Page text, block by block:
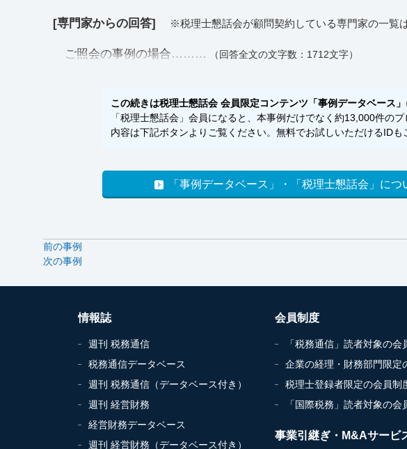
[専門家からの回答] ※税理士懇話会が顧問契約している専門家の一覧
ご照会の事例の場合……… （回答全文の文字数：1712文字）
この続きは税理士懇話会 会員限定コンテンツ「事例データベース
「税理士懇話会」会員になると、本事例だけでなく約13,000件の
内容は下記ボタンよりご覧ください。無料でお試しいただけるIDも
「事例データベース」・「税理士懇話会」に
前の事例
次の事例
情報誌
週刊 税務通信
税務通信データベース
週刊 税務通信（データベース付き）
週刊 経営財務
経営財務データベース
週刊 経営財務（データベース付き）
会員制度
「税務通信」読者対象の会
企業の経理・財務部門限定
税理士登録者限定の会員制
「国際税務」読者対象の会
事業引継ぎ・M&Aサービ